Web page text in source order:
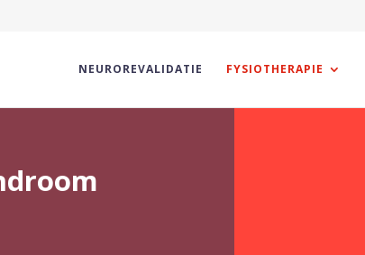
NEUROREVALIDATIE FYSIOTHERAPIE